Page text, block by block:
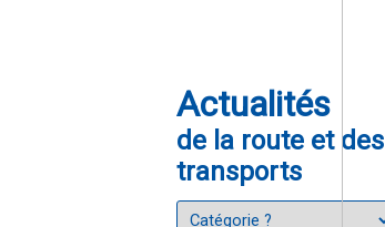
Actualités
de la route et des
transports